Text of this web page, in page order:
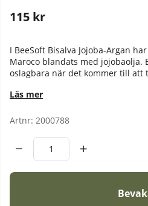
115 kr
I BeeSoft Bisalva Jojoba-Argan
Maroco blandats med jojobaolja.
oslagbara när det kommer till att
Läs mer
Artnr: 2000788